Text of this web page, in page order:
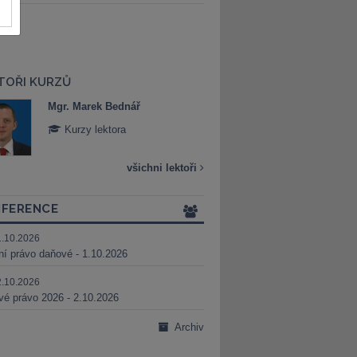
KURZŮ
Mgr. Marek Bednář
Kurzy lektora
všichni lektoři
právo daňové - 1.10.2026
právo 2026 - 2.10.2026
Archiv